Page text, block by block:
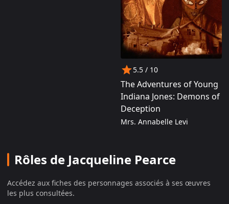
5.5 / 10
The Adventures of Young
Indiana Jones: Demons of
Deception
Mrs. Annabelle Levi
Rôles de Jacqueline Pearce
Accédez aux fiches des personnages associés à ses œuvres
les plus consultées.